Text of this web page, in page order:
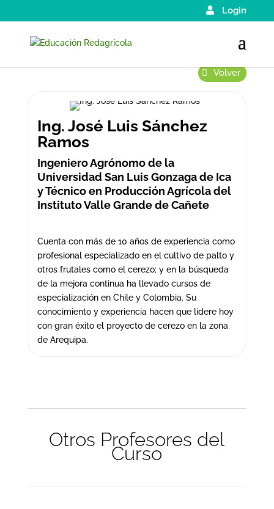
Login
Volver
Ing. José Luis Sánchez
Ramos
Ingeniero Agrónomo de la
Universidad San Luis Gonzaga de Ica
y Técnico en Producción Agrícola del
Instituto Valle Grande de Cañete
Cuenta con más de 10 años de experiencia como
profesional especializado en el cultivo de palto y
otros frutales como el cerezo; y en la búsqueda
de la mejora continua ha llevado cursos de
especialización en Chile y Colombia. Su
conocimiento y experiencia hacen que lidere hoy
con gran éxito el proyecto de cerezo en la zona
de Arequipa.
Otros Profesores del
Curso